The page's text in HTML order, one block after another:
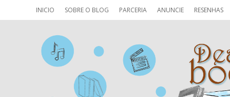
INICIO SOBRE O BLOG PARCERIA ANUNCIE RESENHAS